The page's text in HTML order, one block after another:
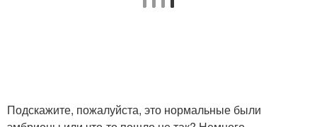
Подскажите, пожалуйста, это нормальные были